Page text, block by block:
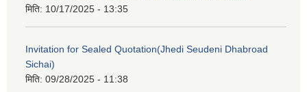
मिति: 10/17/2025 - 13:35
Invitation for Sealed Quotation(Jhedi Seudeni Dhabroad
Sichai)
मिति: 09/28/2025 - 11:38